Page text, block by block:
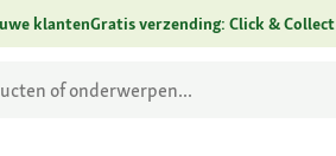
klantenGratis verzending: Click & Collect